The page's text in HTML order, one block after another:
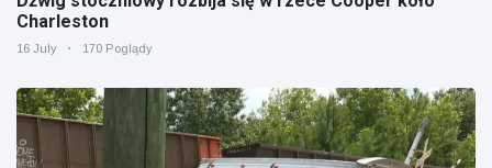
Charleston
16 July 170 Poglądy